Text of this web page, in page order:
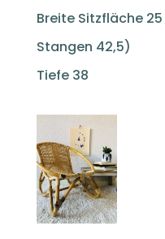
Breite Sitzfläche
Stangen 42,5)
Tiefe 38